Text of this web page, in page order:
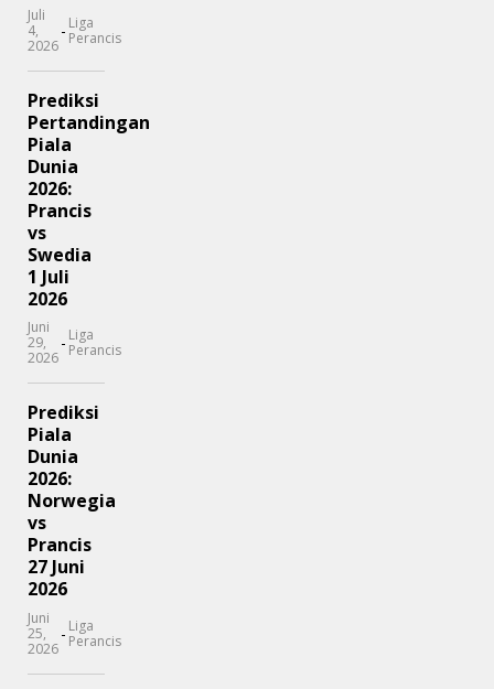
Juli
4,
2026
- Liga
Perancis
Prediksi
Pertandingan
Piala
Dunia
2026:
Prancis
vs
Swedia
1 Juli
2026
Juni
29,
2026
- Liga
Perancis
Prediksi
Piala
Dunia
2026:
Norwegia
vs
Prancis
27 Juni
2026
Juni
25,
2026
- Liga
Perancis